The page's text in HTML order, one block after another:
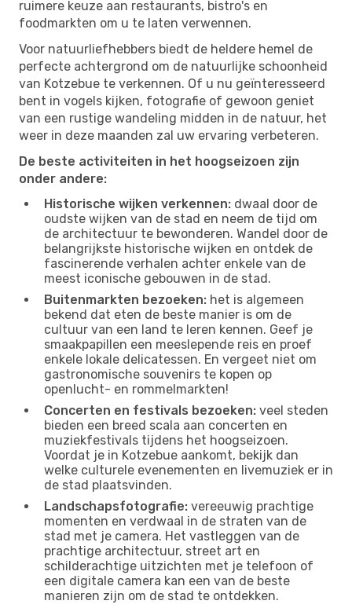
ruimere keuze aan restaurants, bistro's en
foodmarkten om u te laten verwennen.
Voor natuurliefhebbers biedt de heldere hemel de
perfecte achtergrond om de natuurlijke schoonheid
van Kotzebue te verkennen. Of u nu geïnteresseerd
bent in vogels kijken, fotografie of gewoon geniet
van een rustige wandeling midden in de natuur, het
weer in deze maanden zal uw ervaring verbeteren.
De beste activiteiten in het hoogseizoen zijn
onder andere:
Historische wijken verkennen: dwaal door de
oudste wijken van de stad en neem de tijd om
de architectuur te bewonderen. Wandel door de
belangrijkste historische wijken en ontdek de
fascinerende verhalen achter enkele van de
meest iconische gebouwen in de stad.
Buitenmarkten bezoeken: het is algemeen
bekend dat eten de beste manier is om de
cultuur van een land te leren kennen. Geef je
smaakpapillen een meeslepende reis en proef
enkele lokale delicatessen. En vergeet niet om
gastronomische souvenirs te kopen op
openlucht- en rommelmarkten!
Concerten en festivals bezoeken: veel steden
bieden een breed scala aan concerten en
muziekfestivals tijdens het hoogseizoen.
Voordat je in Kotzebue aankomt, bekijk dan
welke culturele evenementen en livemuziek er in
de stad plaatsvinden.
Landschapsfotografie: vereeuwig prachtige
momenten en verdwaal in de straten van de
stad met je camera. Het vastleggen van de
prachtige architectuur, street art en
schilderachtige uitzichten met je telefoon of
een digitale camera kan een van de beste
manieren zijn om de stad te ontdekken.